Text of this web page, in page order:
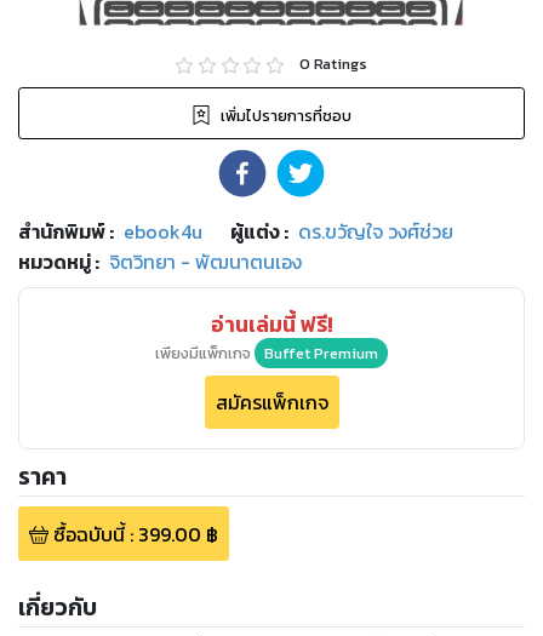
0 Ratings
เพิ่มไปรายการที่ชอบ
สำนักพิมพ์: ebook4u ผู้แต่ง : ดร.ขวัญใจ วงศ์ช่วย
หมวดหมู่: จิตวิทยา - พัฒนาตนเอง
อ่านเล่มนี้ ฟรี!
เพียงมีแพ็กเกจ Buffet Premium
สมัครแพ็กเกจ
ราคา
ซื้อฉบับนี้: 399.00 ฿
เกี่ยวกับ